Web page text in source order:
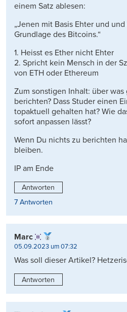
einem Satz ablesen:
„Jenen mit Basis Ehter und
Grundlage des Bitcoins.“
1. Heisst es Ether nicht Ehter
2. Spricht kein Mensch in der
von ETH oder Ethereum
Zum sonstigen Inhalt: über
berichten? Dass Studer einen
topaktuell gehalten hat? Wie
sofort anpassen lässt?
Wenn Du nichts zu berichten
bleiben.
IP am Ende
Antworten
7 Antworten
Marc
05.09.2023 um 07:32
Was soll dieser Artikel?
Antworten